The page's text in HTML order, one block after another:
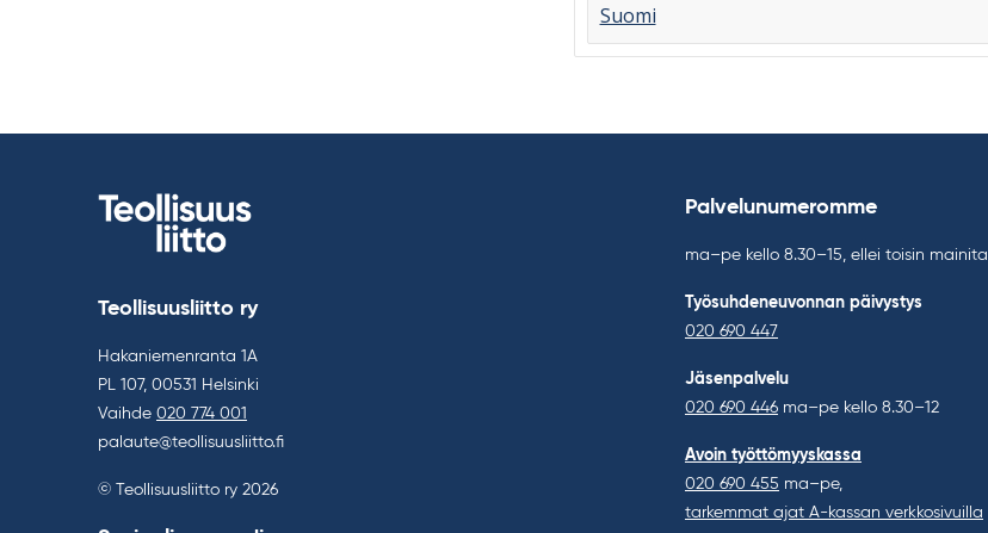
Suomi
Teollisuusliitto ry
Hakaniemenranta 1A
PL 107, 00531 Helsinki
Vaihde 020 774 001
palaute@teollisuusliitto.fi
© Teollisuusliitto ry 2026
Palvelunumeromme
ma–pe kello 8.30–15, ellei toisin mainita
Työsuhdeneuvonnan päivystys
020 690 447
Jäsenpalvelu
020 690 446 ma–pe kello 8.30–12
Avoin työttömyyskassa
020 690 455 ma–pe,
tarkemmat ajat A-kassan verkkosivuilla